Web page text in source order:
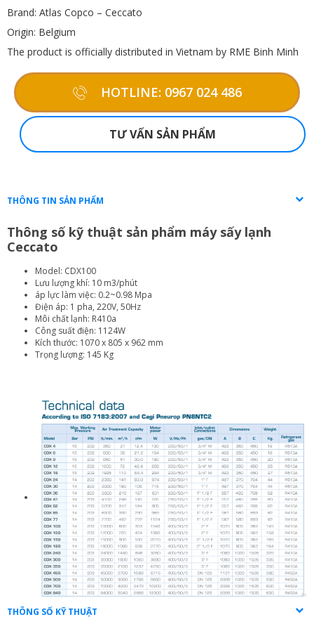
Brand: Atlas Copco – Ceccato
Origin: Belgium
The product is officially distributed in Vietnam by RME Binh Minh
HOTLINE: 0967 024 486
TƯ VẤN SẢN PHẨM
THÔNG TIN SẢN PHẨM
Thông số kỹ thuật sản phẩm máy sấy lạnh
Ceccato
Model: CDX100
Lưu lượng khí: 10 m3/phút
áp lực làm việc: 0.2~0.98 Mpa
Điện áp: 1 pha, 220V, 50Hz
Môi chất lạnh: R410a
Công suất điện: 1124W
Kích thước: 1070 x 805 x 962 mm
Trọng lượng: 145 Kg
THÔNG SỐ KỸ THUẬT